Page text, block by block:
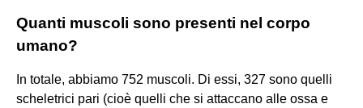
Quanti muscoli sono presenti nel corpo
umano?
In totale, abbiamo 752 muscoli. Di essi, 327 sono quelli
scheletrici pari (cioè quelli che si attaccano alle ossa e